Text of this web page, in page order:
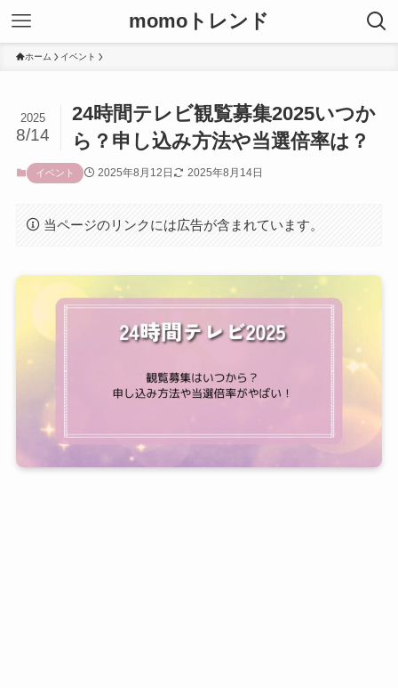
momoトレンド
ホーム イベント
24時間テレビ観覧募集2025いつか
ら？申し込み方法や当選倍率は？
2025
8/14
イベント 2025年8月12日 2025年8月14日
当ページのリンクには広告が含まれています。